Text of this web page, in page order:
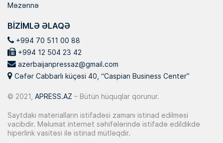
Məzənnə
BIZIMLƏ ƏLAQƏ
+994 70 511 00 88
+994 12 504 23 42
azerbaijanpressaz@gmail.com
Cəfər Cabbarlı küçəsi 40, “Caspian Business Center”
© 2021, APRESS.AZ – Bütün hüquqlar qorunur.
Saytdakı materialların istifadəsi zamanı istinad edilməsi
vacibdir. Məlumat internet səhifələrində istifadə edildikdə
hiperlink vasitəsi ilə istinad mütləqdir.